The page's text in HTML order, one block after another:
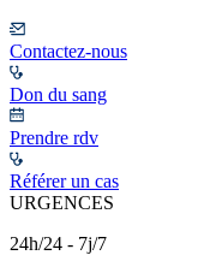
Contactez-nous
Don du sang
Prendre rdv
Référer un cas
URGENCES
24h/24 - 7j/7